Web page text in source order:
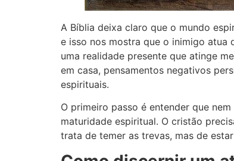
A Bíblia deixa claro que o mundo
e isso nos mostra que o inimigo atua
uma realidade presente que atinge
em casa, pensamentos negativos
espirituais.
O primeiro passo é entender que
maturidade espiritual. O cristão
trata de temer as trevas, mas de